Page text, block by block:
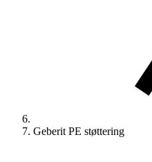
Geberit PE støttering